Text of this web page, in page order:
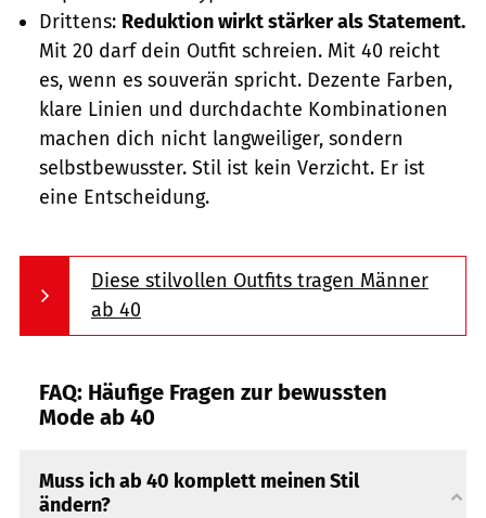
Drittens: Reduktion wirkt stärker als Statement.
Mit 20 darf dein Outfit schreien. Mit 40 reicht
es, wenn es souverän spricht. Dezente Farben,
klare Linien und durchdachte Kombinationen
machen dich nicht langweiliger, sondern
selbstbewusster. Stil ist kein Verzicht. Er ist
eine Entscheidung.
Diese stilvollen Outfits tragen Männer
ab 40
FAQ: Häufige Fragen zur bewussten
Mode ab 40
Muss ich ab 40 komplett meinen Stil
ändern?